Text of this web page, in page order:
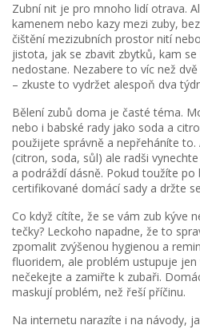
Zubní nit je pro mnoho lidí otrava.
kamenem nebo kazy mezi zuby,
čištění mezizubních prostor nití
jistota, jak se zbavit zbytků, kam se
nedostane. Nezabere to víc než
– zkuste to vydržet alespoň dva
Bělení zubů doma je časté téma.
nebo i babské rady jako soda a
použijete správně a nepřeháníte
(citron, soda, sůl) ale radši
a podráždí dásně. Pokud toužíte
certifikované domácí sady a držte
Co když cítíte, že se vám zub kýve
tečky? Leckoho napadne, že to
zpomalit zvýšenou hygienou a
fluoridem, ale problém ustupuje jen
nečekejte a zamiřte k zubaři.
maskují problém, než řeší příčinu.
Na internetu narazíte i na návody,